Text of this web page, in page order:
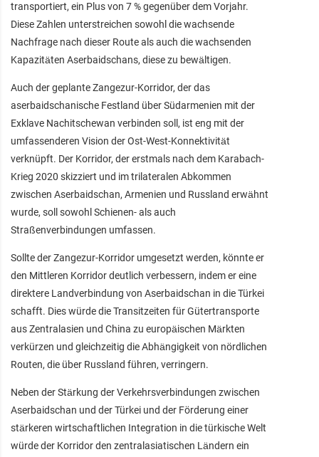
transportiert, ein Plus von 7 % gegenüber dem Vorjahr.
Diese Zahlen unterstreichen sowohl die wachsende
Nachfrage nach dieser Route als auch die wachsenden
Kapazitäten Aserbaidschans, diese zu bewältigen.
Auch der geplante Zangezur-Korridor, der das
aserbaidschanische Festland über Südarmenien mit der
Exklave Nachitschewan verbinden soll, ist eng mit der
umfassenderen Vision der Ost-West-Konnektivität
verknüpft. Der Korridor, der erstmals nach dem Karabach-
Krieg 2020 skizziert und im trilateralen Abkommen
zwischen Aserbaidschan, Armenien und Russland erwähnt
wurde, soll sowohl Schienen- als auch
Straßenverbindungen umfassen.
Sollte der Zangezur-Korridor umgesetzt werden, könnte er
den Mittleren Korridor deutlich verbessern, indem er eine
direktere Landverbindung von Aserbaidschan in die Türkei
schafft. Dies würde die Transitzeiten für Gütertransporte
aus Zentralasien und China zu europäischen Märkten
verkürzen und gleichzeitig die Abhängigkeit von nördlichen
Routen, die über Russland führen, verringern.
Neben der Stärkung der Verkehrsverbindungen zwischen
Aserbaidschan und der Türkei und der Förderung einer
stärkeren wirtschaftlichen Integration in die türkische Welt
würde der Korridor den zentralasiatischen Ländern ein